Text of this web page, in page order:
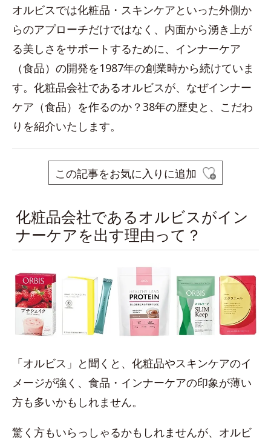
オルビスでは化粧品・スキンケアといった外側か
らのアプローチだけではなく、内面から湧き上が
る美しさをサポートするために、インナーケア
（食品）の開発を1987年の創業時から続けていま
す。化粧品会社であるオルビスが、なぜインナー
ケア（食品）を作るのか？38年の歴史と、こだわ
りを紹介いたします。
この記事をお気に入りに追加
化粧品会社であるオルビスがイン
ナーケアを出す理由って？
「オルビス」と聞くと、化粧品やスキンケアのイ
メージが強く、食品・インナーケアの印象が薄い
方も多いかもしれません。
驚く方もいらっしゃるかもしれませんが、オルビ